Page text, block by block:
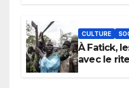
CULTURE
À Fatick,
avec le